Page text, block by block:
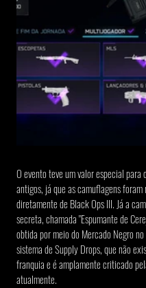
O evento teve um valor especial para
antigos, já que as camuflagens foram
diretamente de Black Ops III. Já a
secreta, chamada "Espumante de
obtida por meio do Mercado Negro
sistema de Supply Drops, que não
franquia e é amplamente criticado
atualmente.